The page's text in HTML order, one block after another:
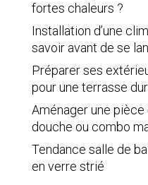
fortes chaleurs ?
Installation d’une
savoir avant de se
Préparer ses
pour une terrasse
Aménager une pièce
douche ou combo
Tendance salle de
en verre strié